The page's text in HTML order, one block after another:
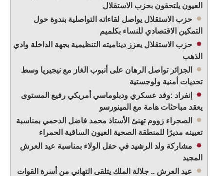
العيون يلتحقون بحزب الاستقلال
حزب الاستقلال يواصل لقاءاته التواصلية بندوة حول
التمكين الاقتصادي للنساء بكلميم
حزب الاستقلال يعزز ديناميته التنظيمية بجهة الداخلة وادي
الذهب
الجزائر تواصل الرهان على أنبوب الغاز مع نيجيريا وسط
تحديات أمنية ولوجستية
إنفراد :وفد عسكري ودبلوماسي أمريكي رفيع المستوى
يعقد مباحثات هامة مع المينورسو
الصحراء زووم تهنئ الأستاذ محمد فاضل الدحمي بمناسبة
تعيينه مديرًا للمنطقة الصحية العيون الساقية الحمراء
مشاركة ولد الرشيد في حفل الولاء بمناسبة عيد العرش
المجيد
عيد العرش .. جلالة الملك يتلقى التهاني من أسرة القوات